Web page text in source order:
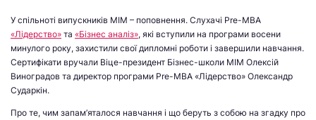
У спільноті випускників МІМ – поповнення. Слухачі Pre-MBA
«Лідерство» та «Бізнес аналіз», які вступили на програми восени
минулого року, захистили свої дипломні роботи і завершили навчання.
Сертифікати вручали Віце-президент Бізнес-школи МІМ Олексій
Виноградов та директор програми Pre-MBA «Лідерство» Олександр
Сударкін.
Про те, чим запам’яталося навчання і що беруть з собою на згадку про